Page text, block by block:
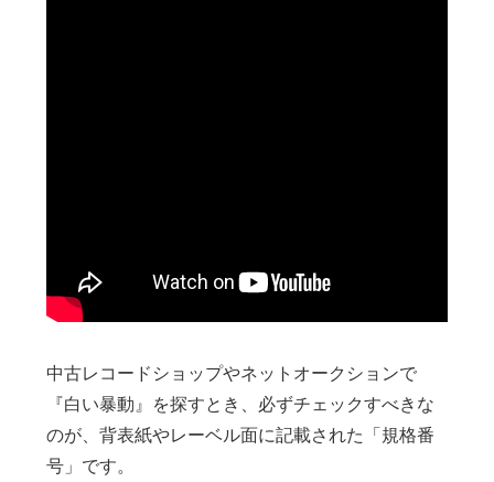
中古レコードショップやネットオークションで
『白い暴動』を探すとき、必ずチェックすべきな
のが、背表紙やレーベル面に記載された「規格番
号」です。